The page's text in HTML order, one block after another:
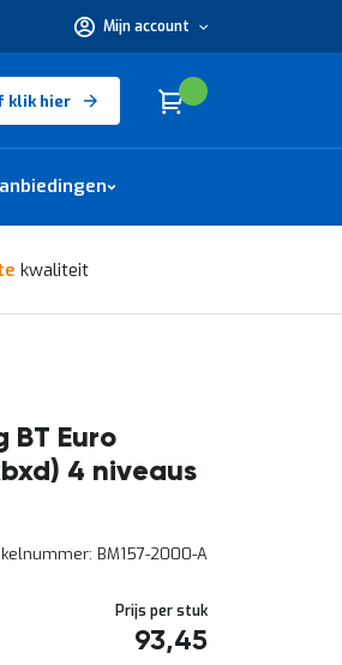
Mijn account
nodig?
klik hier Winkelwagen
Cart
kwaliteit
BT Euro
4 niveaus
BM157-2000-A
Prijs per stuk
93,45